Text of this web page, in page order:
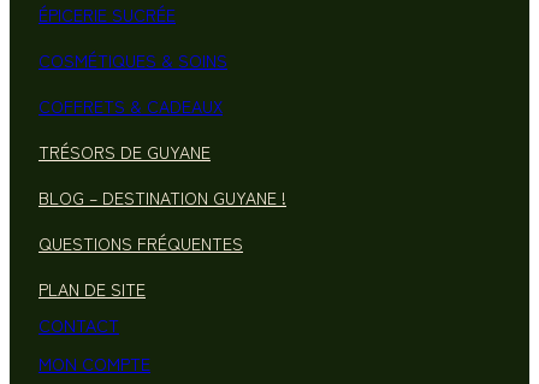
ÉPICERIE SUCRÉE
COSMÉTIQUES & SOINS
COFFRETS & CADEAUX
TRÉSORS DE GUYANE
BLOG – DESTINATION GUYANE !
QUESTIONS FRÉQUENTES
PLAN DE SITE
CONTACT
MON COMPTE